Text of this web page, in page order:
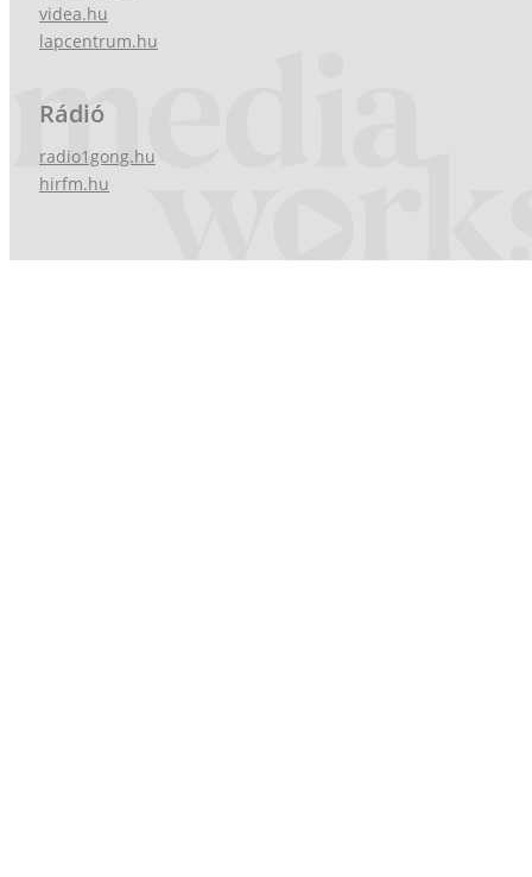
videa.hu
lapcentrum.hu
Rádió
radio1gong.hu
hirfm.hu